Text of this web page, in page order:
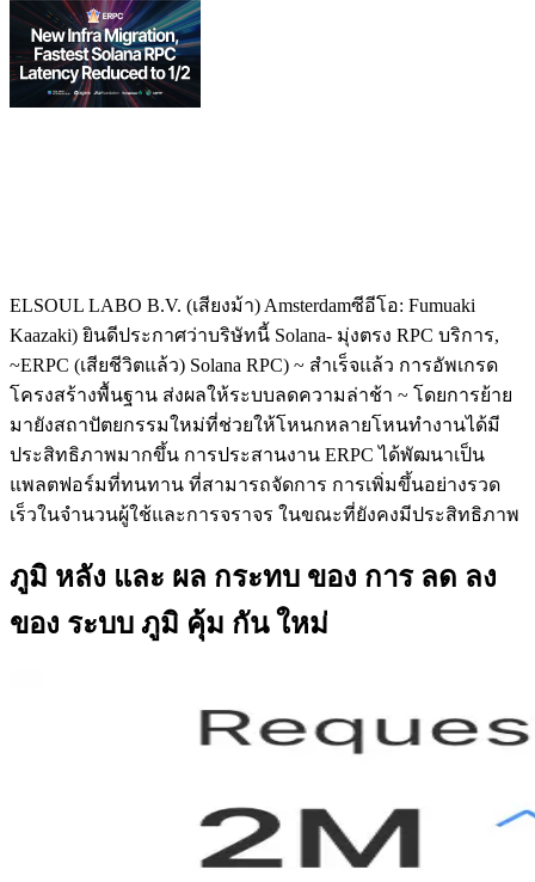
ELSOUL LABO B.V. (เสียงม้า) Amsterdamซีอีโอ: Fumuaki
Kaazaki) ยินดีประกาศว่าบริษัทนี้ Solana- มุ่งตรง RPC บริการ,
~ERPC (เสียชีวิตแล้ว) Solana RPC) ~ สําเร็จแล้ว การอัพเกรด
โครงสร้างพื้นฐาน ส่งผลให้ระบบลดความล่าช้า ~ โดยการย้าย
มายังสถาปัตยกรรมใหม่ที่ช่วยให้โหนกหลายโหนทํางานได้มี
ประสิทธิภาพมากขึ้น การประสานงาน ERPC ได้พัฒนาเป็น
แพลตฟอร์มที่ทนทาน ที่สามารถจัดการ การเพิ่มขึ้นอย่างรวด
เร็วในจํานวนผู้ใช้และการจราจร ในขณะที่ยังคงมีประสิทธิภาพ
ภูมิ หลัง และ ผล กระทบ ของ การ ลด ลง
ของ ระบบ ภูมิ คุ้ม กัน ใหม่